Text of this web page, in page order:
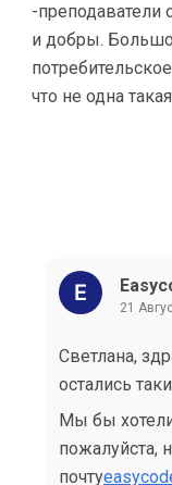
-преподаватели
и добры.
что не одна
21
Светлана,
остались
Мы бы хотели
пожалуйста,
почту